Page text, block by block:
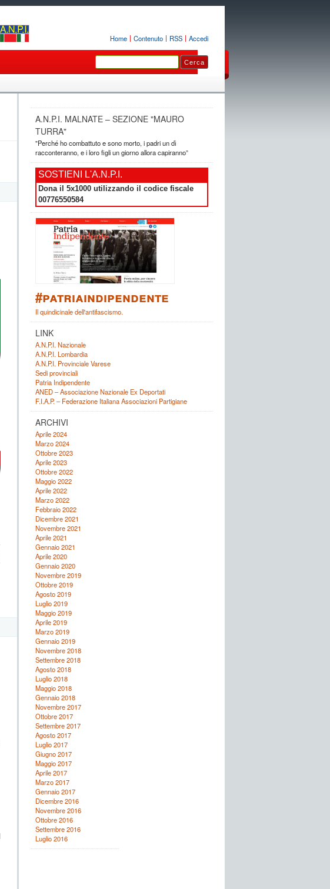
Home Contenuto RSS Accedi
A.N.P.I. MALNATE – SEZIONE "MAURO
TURRA"
"Perché ho combattuto e sono morto, i padri un dì
racconteranno, e i loro figli un giorno allora capiranno”
SOSTIENI L'A.N.P.I.
Dona il 5x1000 utilizzando il codice fiscale
00776550584
#patriaindipendente
Il quindicinale dell'antifascismo.
LINK
A.N.P.I. Nazionale
A.N.P.I. Lombardia
A.N.P.I. Provinciale Varese
Sedi provinciali
Patria Indipendente
ANED – Associazione Nazionale Ex Deportati
F.I.A.P. – Federazione Italiana Associazioni Partigiane
ARCHIVI
Aprile 2024
Marzo 2024
Ottobre 2023
Aprile 2023
Ottobre 2022
Maggio 2022
Aprile 2022
Marzo 2022
Febbraio 2022
Dicembre 2021
Novembre 2021
Aprile 2021
Gennaio 2021
Aprile 2020
Gennaio 2020
Novembre 2019
Ottobre 2019
Agosto 2019
Luglio 2019
Maggio 2019
Aprile 2019
Marzo 2019
Gennaio 2019
Novembre 2018
Settembre 2018
Agosto 2018
Luglio 2018
Maggio 2018
Gennaio 2018
Novembre 2017
Ottobre 2017
Settembre 2017
Agosto 2017
Luglio 2017
Giugno 2017
Maggio 2017
Aprile 2017
Marzo 2017
Gennaio 2017
Dicembre 2016
Novembre 2016
Ottobre 2016
Settembre 2016
Luglio 2016